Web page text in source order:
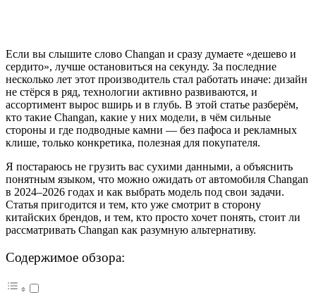
Если вы слышите слово Changan и сразу думаете «дешево и
сердито», лучше остановиться на секунду. За последние
несколько лет этот производитель стал работать иначе: дизайн
не стёрся в ряд, технологии активно развиваются, и
ассортимент вырос вширь и в глубь. В этой статье разберём,
кто такие Changan, какие у них модели, в чём сильные
стороны и где подводные камни — без пафоса и рекламных
клише, только конкретика, полезная для покупателя.
Я постараюсь не грузить вас сухими данными, а объяснить
понятным языком, что можно ожидать от автомобиля Changan
в 2024–2026 годах и как выбрать модель под свои задачи.
Статья пригодится и тем, кто уже смотрит в сторону
китайских брендов, и тем, кто просто хочет понять, стоит ли
рассматривать Changan как разумную альтернативу.
Содержимое обзора: